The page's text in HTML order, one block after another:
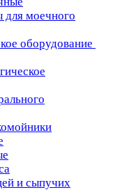
для моечного
оборудование
и сыпучих